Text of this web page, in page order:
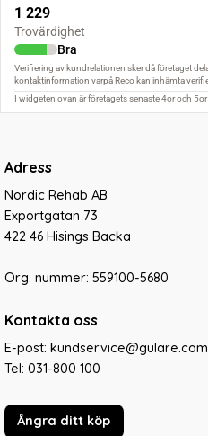
Adress
Nordic Rehab AB
Exportgatan 73
422 46 Hisings Backa
Org. nummer: 559100-5680
Kontakta oss
E-post: kundservice@gulare.com
Tel: 031-800 100
Ångra ditt köp